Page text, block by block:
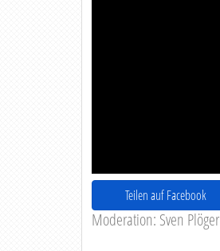
Teilen auf Facebook
Moderation: Sven Plöger